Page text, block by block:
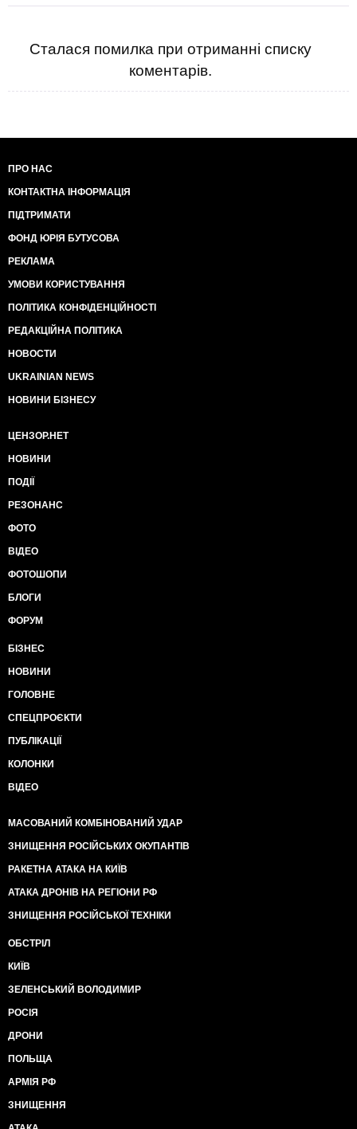
Сталася помилка при отриманні списку
коментарів.
ПРО НАС
КОНТАКТНА ІНФОРМАЦІЯ
ПІДТРИМАТИ
ФОНД ЮРІЯ БУТУСОВА
РЕКЛАМА
УМОВИ КОРИСТУВАННЯ
ПОЛІТИКА КОНФІДЕНЦІЙНОСТІ
РЕДАКЦІЙНА ПОЛІТИКА
НОВОСТИ
UKRAINIAN NEWS
НОВИНИ БІЗНЕСУ
ЦЕНЗОР.НЕТ
НОВИНИ
ПОДІЇ
РЕЗОНАНС
ФОТО
ВІДЕО
ФОТОШОПИ
БЛОГИ
ФОРУМ
БІЗНЕС
НОВИНИ
ГОЛОВНЕ
СПЕЦПРОЄКТИ
ПУБЛІКАЦІЇ
КОЛОНКИ
ВІДЕО
МАСОВАНИЙ КОМБІНОВАНИЙ УДАР
ЗНИЩЕННЯ РОСІЙСЬКИХ ОКУПАНТІВ
РАКЕТНА АТАКА НА КИЇВ
АТАКА ДРОНІВ НА РЕГІОНИ РФ
ЗНИЩЕННЯ РОСІЙСЬКОЇ ТЕХНІКИ
ОБСТРІЛ
КИЇВ
ЗЕЛЕНСЬКИЙ ВОЛОДИМИР
РОСІЯ
ДРОНИ
ПОЛЬЩА
АРМІЯ РФ
ЗНИЩЕННЯ